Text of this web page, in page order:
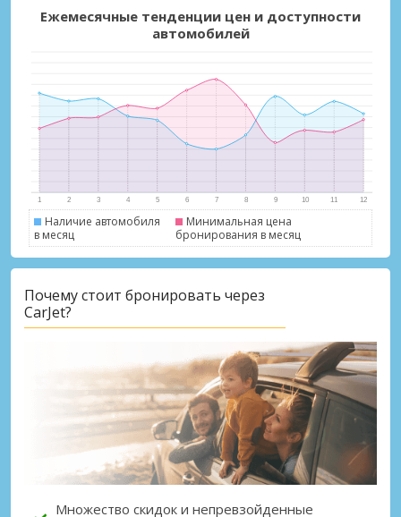
Ежемесячные тенденции цен и доступности
автомобилей
Наличие автомобиля
в месяц
Минимальная цена
бронирования в месяц
Почему стоит бронировать через
CarJet?
Множество скидок и непревзойденные
Войти с помощью eLink